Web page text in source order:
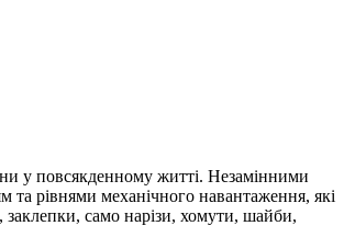
у повсякденному житті. Незамінними
та рівнями механічного навантаження, які
заклепки, само нарізи, хомути, шайби,